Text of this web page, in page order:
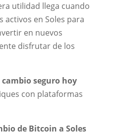
utilidad llega cuando
activos en Soles para
en nuevos
disfrutar de los
seguro hoy
con plataformas
de Bitcoin a Soles